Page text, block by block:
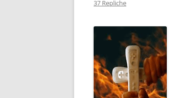
37 Repliche